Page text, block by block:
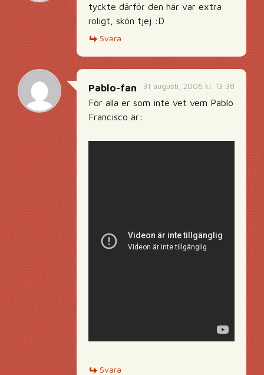
tyckte därför den här var extra
roligt, skön tjej :D
Svara
31 augusti, 2006 kl. 13:38
Pablo-fan
För alla er som inte vet vem Pablo
Francisco är:
Svara